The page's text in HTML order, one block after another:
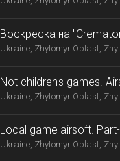
Воскреска на
Ukraine, Zhytomyr Oblast,
Not children's games.
Ukraine, Zhytomyr Oblast,
Local game аirsoft.
Ukraine, Zhytomyr Oblast,